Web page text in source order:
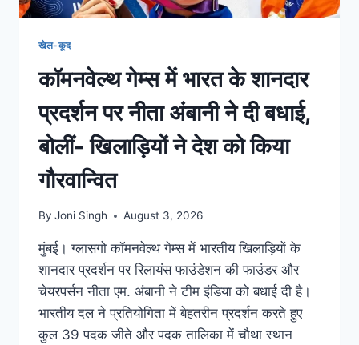
खेल-कूद
कॉमनवेल्थ गेम्स में भारत के शानदार
प्रदर्शन पर नीता अंबानी ने दी बधाई,
बोलीं- खिलाड़ियों ने देश को किया
गौरवान्वित
By Joni Singh August 3, 2026
मुंबई। ग्लासगो कॉमनवेल्थ गेम्स में भारतीय खिलाड़ियों के
शानदार प्रदर्शन पर रिलायंस फाउंडेशन की फाउंडर और
चेयरपर्सन नीता एम. अंबानी ने टीम इंडिया को बधाई दी है।
भारतीय दल ने प्रतियोगिता में बेहतरीन प्रदर्शन करते हुए
कुल 39 पदक जीते और पदक तालिका में चौथा स्थान